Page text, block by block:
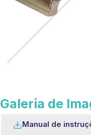
Galeria de
Manual de